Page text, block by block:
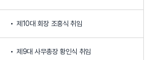
제10대 회장 조흥식 취임
제9대 사무총장 황인식 취임